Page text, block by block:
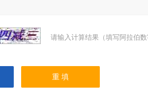
请输入计算结果（填写阿拉伯